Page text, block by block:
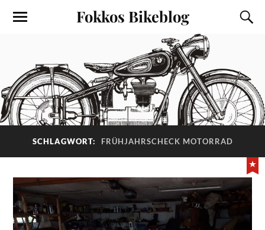
Fokkos Bikeblog
SCHLAGWORT: FRÜHJAHRSCHECK MOTORRAD